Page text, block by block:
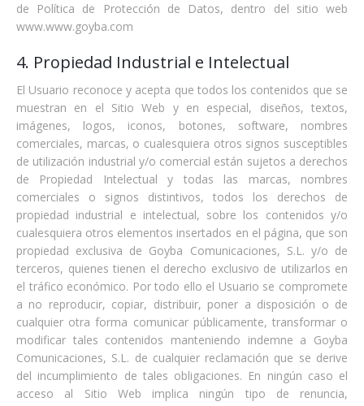
de Política de Protección de Datos, dentro del sitio web
www.www.goyba.com
4. Propiedad Industrial e Intelectual
El Usuario reconoce y acepta que todos los contenidos que se
muestran en el Sitio Web y en especial, diseños, textos,
imágenes, logos, iconos, botones, software, nombres
comerciales, marcas, o cualesquiera otros signos susceptibles
de utilización industrial y/o comercial están sujetos a derechos
de Propiedad Intelectual y todas las marcas, nombres
comerciales o signos distintivos, todos los derechos de
propiedad industrial e intelectual, sobre los contenidos y/o
cualesquiera otros elementos insertados en el página, que son
propiedad exclusiva de Goyba Comunicaciones, S.L. y/o de
terceros, quienes tienen el derecho exclusivo de utilizarlos en
el tráfico económico. Por todo ello el Usuario se compromete
a no reproducir, copiar, distribuir, poner a disposición o de
cualquier otra forma comunicar públicamente, transformar o
modificar tales contenidos manteniendo indemne a Goyba
Comunicaciones, S.L. de cualquier reclamación que se derive
del incumplimiento de tales obligaciones. En ningún caso el
acceso al Sitio Web implica ningún tipo de renuncia,